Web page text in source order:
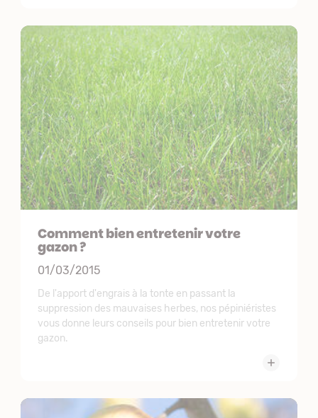
Comment bien entretenir votre
gazon ?
01/03/2015
De l'apport d'engrais à la tonte en passant la
suppression des mauvaises herbes, nos pépiniéristes
vous donne leurs conseils pour bien entretenir votre
gazon.